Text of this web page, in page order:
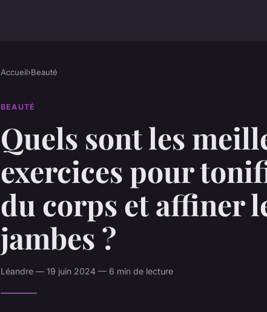
Accueil›Beauté
BEAUTÉ
Quels sont les
exercices pour
du corps et affiner
jambes ?
Léandre — 19 juin 2024 — 6 min de lecture